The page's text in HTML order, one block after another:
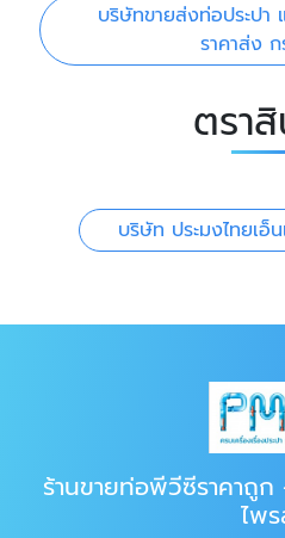
บริษัทขายส่งท่อประป
ราคาส่ง
ตรา
บริษัท ประมงไทยเอ็
ร้านขายท่อพีวีซีราคาถูก
ไพ